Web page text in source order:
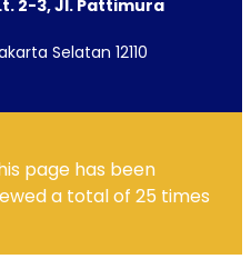
2-3, Jl. Pattimura
Selatan 12110
page has been
a total of25 times